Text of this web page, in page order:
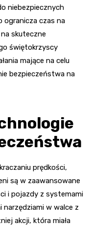
niebezpiecznych
ogranicza czas na
skuteczne
świętokrzyscy
mające na celu
bezpieczeństwa na
prędkości,
są w zaawansowane
i pojazdy z systemami
w walce z
akcji, która miała